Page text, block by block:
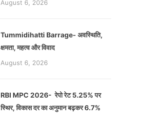
August 6, 2026
Tummidihatti Barrage- अवस्थिति,
क्षमता, महत्व और विवाद
August 6, 2026
RBI MPC 2026- रेपो रेट 5.25% पर
स्थिर, विकास दर का अनुमान बढ़कर 6.7%